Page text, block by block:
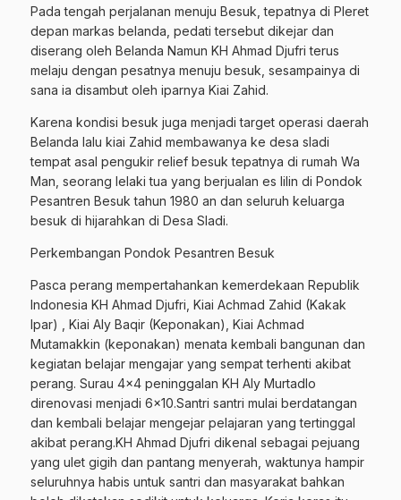
Pada tengah perjalanan menuju Besuk, tepatnya di Pleret
depan markas belanda, pedati tersebut dikejar dan
diserang oleh Belanda Namun KH Ahmad Djufri terus
melaju dengan pesatnya menuju besuk, sesampainya di
sana ia disambut oleh iparnya Kiai Zahid.
Karena kondisi besuk juga menjadi target operasi daerah
Belanda lalu kiai Zahid membawanya ke desa sladi
tempat asal pengukir relief besuk tepatnya di rumah Wa
Man, seorang lelaki tua yang berjualan es lilin di Pondok
Pesantren Besuk tahun 1980 an dan seluruh keluarga
besuk di hijarahkan di Desa Sladi.
Perkembangan Pondok Pesantren Besuk
Pasca perang mempertahankan kemerdekaan Republik
Indonesia KH Ahmad Djufri, Kiai Achmad Zahid (Kakak
Ipar) , Kiai Aly Baqir (Keponakan), Kiai Achmad
Mutamakkin (keponakan) menata kembali bangunan dan
kegiatan belajar mengajar yang sempat terhenti akibat
perang. Surau 4×4 peninggalan KH Aly Murtadlo
direnovasi menjadi 6×10.Santri santri mulai berdatangan
dan kembali belajar mengejar pelajaran yang tertinggal
akibat perang.KH Ahmad Djufri dikenal sebagai pejuang
yang ulet gigih dan pantang menyerah, waktunya hampir
seluruhnya habis untuk santri dan masyarakat bahkan